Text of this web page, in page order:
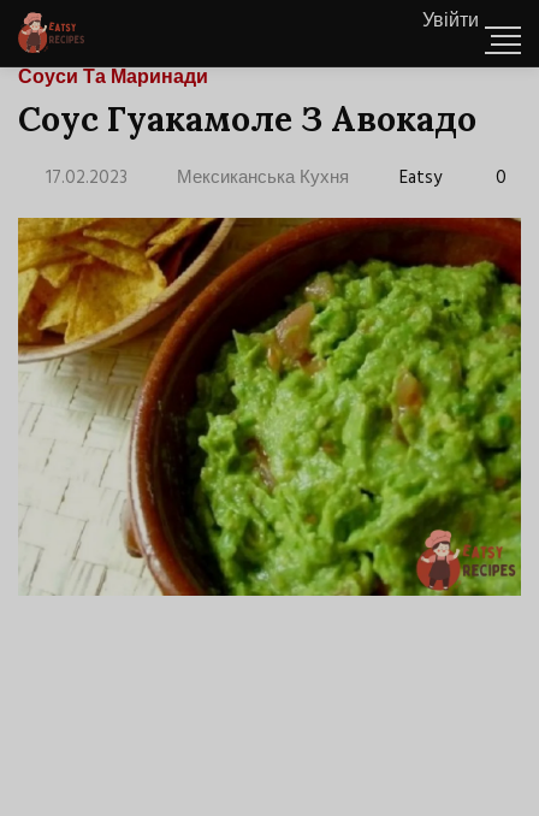
Увійти
Соуси Та Маринади
Соус Гуакамоле З Авокадо
17.02.2023 Мексиканська Кухня Eatsy 0